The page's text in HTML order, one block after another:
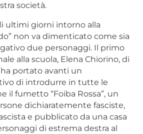
società.
ultimi giorni intorno alla
non va dimenticato come sia
due personaggi. Il primo
alla scuola, Elena Chiorino, di
ha portato avanti un
di introdurre in tutte le
il fumetto “Foiba Rossa”, un
dichiaratemente fasciste,
e pubblicato da una casa
di estrema destra al